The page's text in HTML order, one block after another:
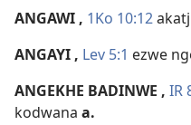
ANGAWI , 1Ko 10:12
ANGAYI , Lev 5:1 ezwe
ANGEKHE BADINWE , IR
kodwana a.